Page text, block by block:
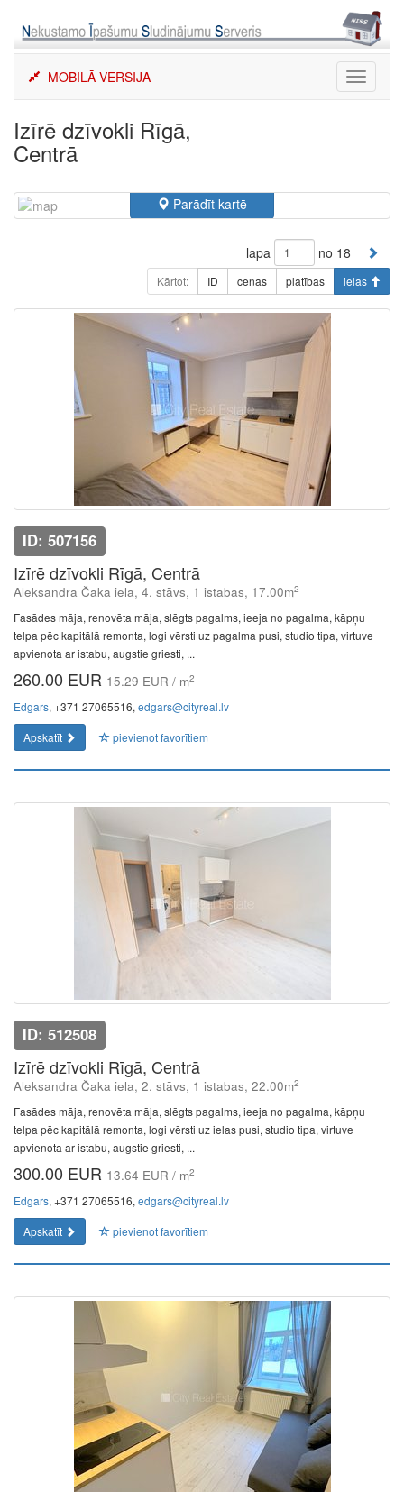
content
Toggle
MOBILĀ VERSIJA
Izīrē dzīvokli Rīgā,
Centrā
Parādīt kartē
lapa no 18
Kārtot: ID cenas platības ielas
ID: 507156
Izīrē dzīvokli Rīgā, Centrā
Aleksandra Čaka iela, 4. stāvs, 1 istabas, 17.00m2
Fasādes māja, renovēta māja, slēgts pagalms, ieeja no pagalma, kāpņu
telpa pēc kapitālā remonta, logi vērsti uz pagalma pusi, studio tipa, virtuve
apvienota ar istabu, augstie griesti, ...
260.00 EUR 15.29 EUR / m2
Edgars, +371 27065516, edgars@cityreal.lv
Apskatīt
pievienot favorītiem
ID: 512508
Izīrē dzīvokli Rīgā, Centrā
Aleksandra Čaka iela, 2. stāvs, 1 istabas, 22.00m2
Fasādes māja, renovēta māja, slēgts pagalms, ieeja no pagalma, kāpņu
telpa pēc kapitālā remonta, logi vērsti uz ielas pusi, studio tipa, virtuve
apvienota ar istabu, augstie griesti, ...
300.00 EUR 13.64 EUR / m2
Edgars, +371 27065516, edgars@cityreal.lv
Apskatīt
pievienot favorītiem